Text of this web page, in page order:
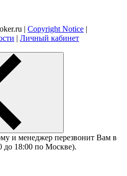
| Copyright Notice |
| Личный кабинет
и менеджер перезвонит Вам в
до 18:00 по Москве).